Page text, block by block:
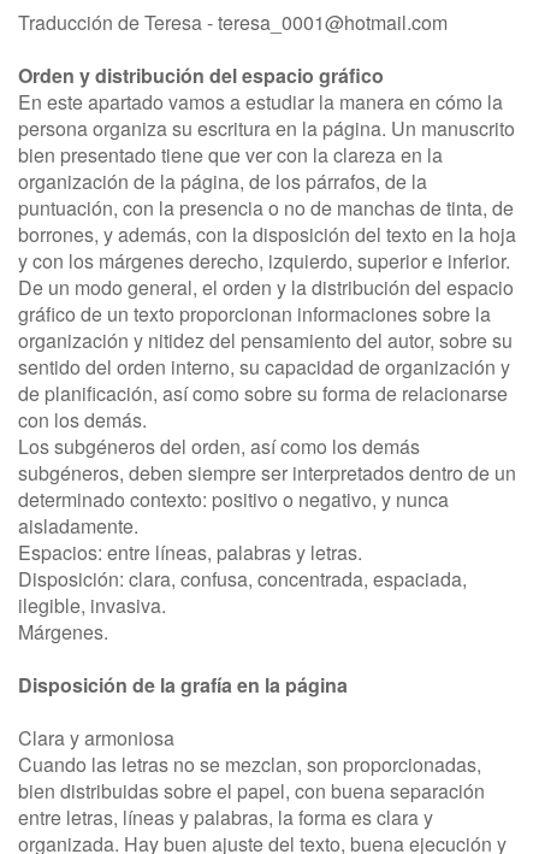
Traducción de Teresa -teresa_0001@hotmail.com
Orden y distribución del espacio gráfico
En este apartado vamos a estudiar la manera en cómo la
persona organiza su escritura en la página. Un manuscrito
bien presentado tiene que ver con la clareza en la
organización de la página, de los párrafos, de la
puntuación, con la presencia o no de manchas de tinta, de
borrones, y además, con la disposición del texto en la hoja
y con los márgenes derecho, izquierdo, superior e inferior.
De un modo general, el orden y la distribución del espacio
gráfico de un texto proporcionan informaciones sobre la
organización y nitidez del pensamiento del autor, sobre su
sentido del orden interno, su capacidad de organización y
de planificación, así como sobre su forma de relacionarse
con los demás.
Los subgéneros del orden, así como los demás
subgéneros, deben siempre ser interpretados dentro de un
determinado contexto: positivo o negativo, y nunca
aisladamente.
Espacios: entre líneas, palabras y letras.
Disposición: clara, confusa, concentrada, espaciada,
ilegible, invasiva.
Márgenes.
Disposición de la grafía en la página
Clara y armoniosa
Cuando las letras no se mezclan, son proporcionadas,
bien distribuidas sobre el papel, con buena separación
entre letras, líneas y palabras, la forma es clara y
organizada. Hay buen ajuste del texto, buena ejecución y